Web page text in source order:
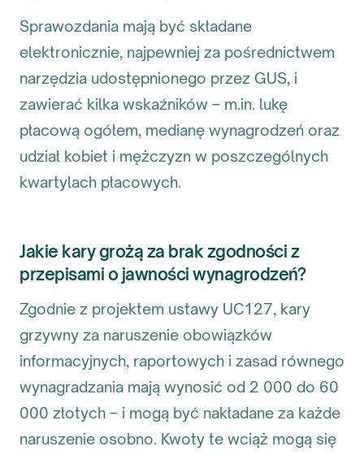
Sprawozdania mają być składane
elektronicznie, najpewniej za pośrednictwem
narzędzia udostępnionego przez GUS, i
zawierać kilka wskaźników – m.in. lukę
płacową ogółem, medianę wynagrodzeń oraz
udział kobiet i mężczyzn w poszczególnych
kwartylach płacowych.
Jakie kary grożą za brak zgodności z
przepisami o jawności wynagrodzeń?
Zgodnie z projektem ustawy UC127, kary
grzywny za naruszenie obowiązków
informacyjnych, raportowych i zasad równego
wynagradzania mają wynosić od 2 000 do 60
000 złotych – i mogą być nakładane za każde
naruszenie osobno. Kwoty te wciąż mogą się